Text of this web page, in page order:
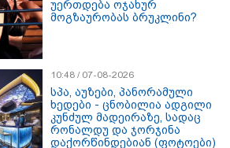
"გიორგი ბარამიძემ რაღაც
არასწორად ჩამოაყალიბა,
მაგრამ ნამდვილად არ
ეკუთვნის წიხლი ივანიშვილის
ღალატზე დაფუძნებული
დიქტატურის მსახურებისგან" -
მიხეილ სააკაშვილი
16:22 / 08-08-2026
"აი, ეს არის სამშობლოს
ღალატი" - როგორ ეხმაურება
უერთდება ოჯახურ
მოგზაურობას ბრუკლინი?
10:48 / 07-08-2026
სპა, აუზები, პანორამული
ხედები - ცნობილია ადგილი
კუნძულ მადეირაზე, სადაც
რონალდუ და ჯორჯინა
დაქორწინდებიან (ფოტოები)